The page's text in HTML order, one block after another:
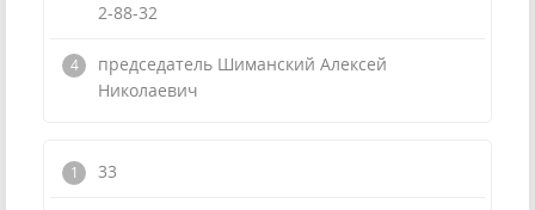
2-88-32
председатель Шиманский Алексей
Николаевич
33